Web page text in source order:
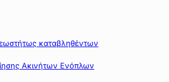
καταβληθέντων
Ακινήτων Ενόπλων